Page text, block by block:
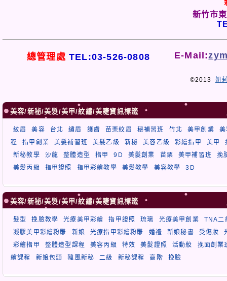
新竹市
總管理處 TEL:03-526-0808 E-Mail:
©2013 妍
美容/新秘/美髮/美甲/紋繡/美睫資訊標籤
紋眉 美容 台北 繡眉 護膚 苗栗紋眉 秘補習班 竹北 美甲創業
程
指甲創業 美髮補習班 美髮乙級 新秘 美容乙級 彩繪指甲 美甲
新秘教學
沙龍 整體造型 指甲 9D 美髮創業 苗栗 美甲補習班
挽
美髮丙級
指甲證照 指甲彩繪教學 美髮教學 美容教學 3D
美容/新秘/美髮/美甲/紋繡/美睫資訊標籤
髮型 挽臉教學 光療美甲彩繪 指甲證照 琉璃 光療美甲創業
TNA二
凝膠美甲彩繪粉雕
新娘 光療指甲彩繪粉雕 婚禮 新娘秘書 受傷妝
彩繪指甲
整體造型課程 美容丙級 特效 美髮證照 活動妝
挽面創業
繪課程
新娘包頭 韓風新秘 二級 新秘課程 高階 挽臉